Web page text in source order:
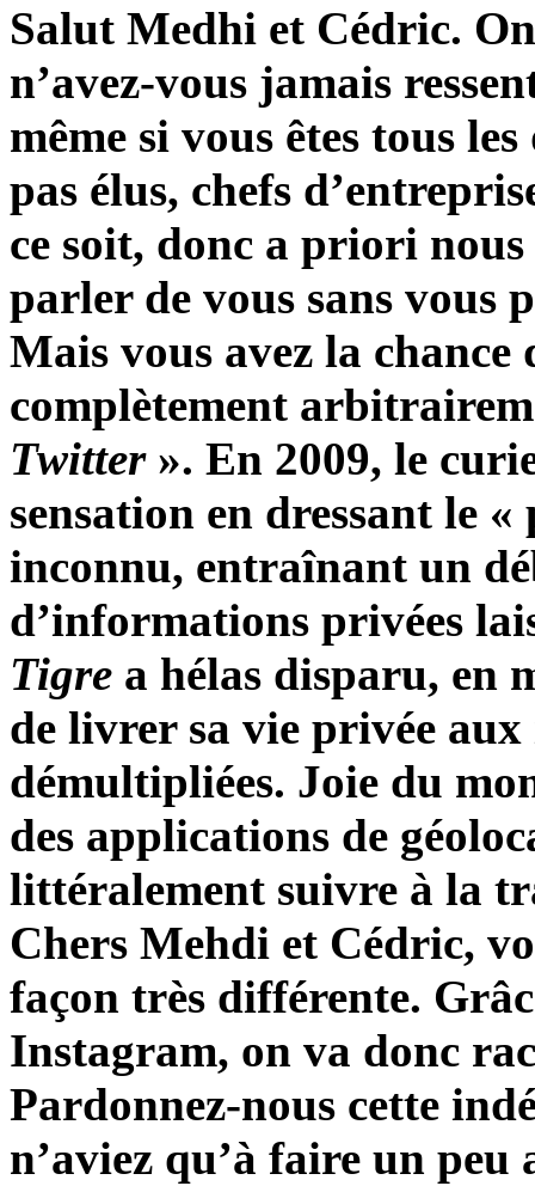
Salut Medhi et Cédric.
n’avez-vous jamais
même si vous êtes tous
pas élus, chefs
ce soit, donc a priori
parler de vous sans vous
Mais vous avez la chance
complètement
Twitter». En 2009, le
sensation en dressant le
inconnu, entraînant un
d’informations privées
Tigre a hélas disparu, en
de livrer sa vie privée aux
démultipliées. Joie du
des applications de
littéralement suivre à la
Chers Mehdi et Cédric,
façon très différente.
Instagram, on va donc
Pardonnez-nous cette
n’aviez qu’à faire un peu